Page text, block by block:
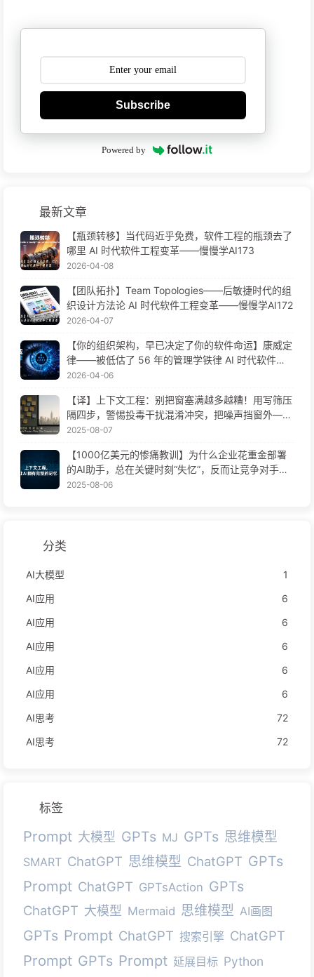
Subscribe
Powered by
最新文章
【瓶颈转移】当代码近乎免费，软件工程的瓶颈去了
哪里 AI 时代软件工程变革——慢慢学AI173
2026-04-08
【团队拓扑】Team Topologies——后敏捷时代的组
织设计方法论 AI 时代软件工程变革——慢慢学AI172
2026-04-07
【你的组织架构，早已决定了你的软件命运】康威定
律——被低估了 56 年的管理学铁律 AI 时代软件工
程变革——慢慢学AI171
2026-04-06
【译】上下文工程：别把窗塞满越多越糟！用写筛压
隔四步，警惕投毒干扰混淆冲突，把噪声挡窗外——
慢慢学AI170
2025-08-07
【1000亿美元的惨痛教训】为什么企业花重金部署
的AI助手，总在关键时刻“失忆”，反而让竞争对手实
现90%性能提升？——慢慢学AI169
2025-08-06
分类
AI大模型
1
AI应用
6
AI应用
6
AI应用
6
AI应用
6
AI应用
6
AI思考
72
AI思考
72
标签
Prompt 大模型 GPTs MJ GPTs 思维模型
SMART ChatGPT 思维模型 ChatGPT GPTs
Prompt ChatGPT GPTsAction GPTs
ChatGPT 大模型 Mermaid 思维模型 AI画图
GPTs Prompt ChatGPT 搜索引擎 ChatGPT
Prompt GPTs Prompt 延展目标 Python